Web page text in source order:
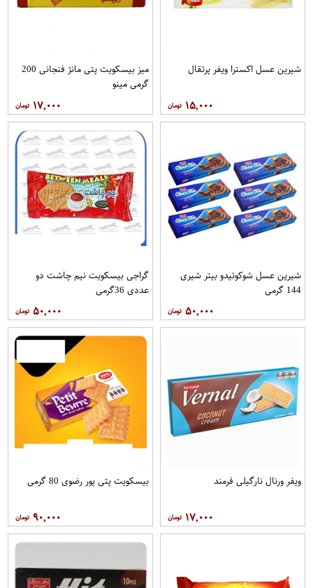
شیرین عسل اکسترا ویفر پرتقال
۱۵,۰۰۰
میز بیسکویت پتی مانژ فنجانی 200
گرمی مینو
۱۷,۰۰۰
شیرین عسل شوکوتیدو بیتر شیری
144 گرمی
۵۰,۰۰۰
گراجی بیسکویت نیم چاشت دو
عددی 36گرمی
۵۰,۰۰۰
ویفر ورنال نارگیلی فرمند
۱۷,۰۰۰
بیسکویت پتی پور رضوی 80 گرمی
۹۰,۰۰۰